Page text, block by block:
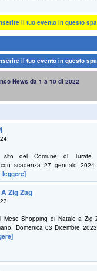
il tuo evento in questo
il tuo evento in questo
News da 1 a 10 di 2022
sito del Comune di
con scadenza 27 gennaio
leggere]
Zig Zag
Mese Shopping di Natale a
Domenica 03 Dicembre